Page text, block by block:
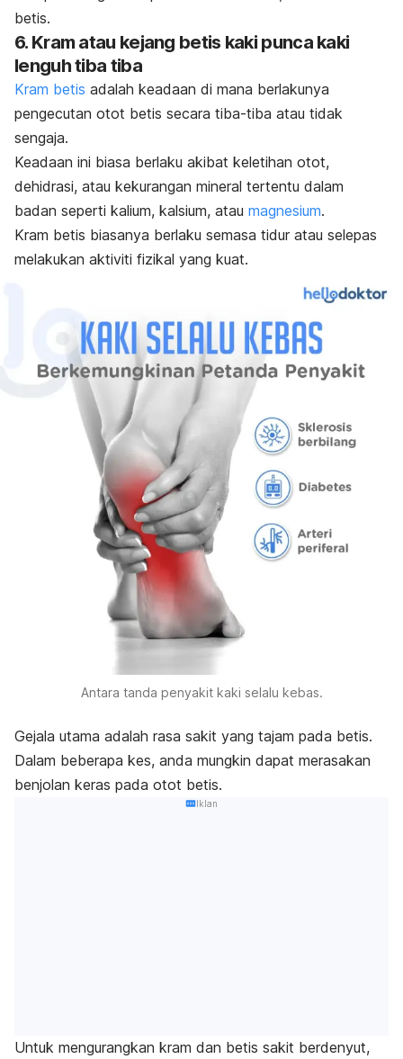
betis.
6. Kram atau kejang betis kaki punca kaki
lenguh tiba tiba
Kram betis adalah keadaan di mana berlakunya
pengecutan otot betis secara tiba-tiba atau tidak
sengaja.
Keadaan ini biasa berlaku akibat keletihan otot,
dehidrasi, atau kekurangan mineral tertentu dalam
badan seperti kalium, kalsium, atau magnesium.
Kram betis biasanya berlaku semasa tidur atau selepas
melakukan aktiviti fizikal yang kuat.
Antara tanda penyakit kaki selalu kebas.
Gejala utama adalah rasa sakit yang tajam pada betis.
Dalam beberapa kes, anda mungkin dapat merasakan
benjolan keras pada otot betis.
Iklan
Untuk mengurangkan kram dan betis sakit berdenyut,